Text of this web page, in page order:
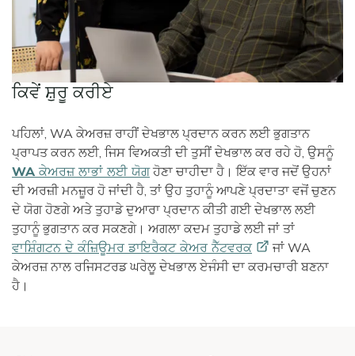
ਕਿਵੇਂ ਸ਼ੁਰੂ ਕਰੀਏ
ਪਹਿਲਾਂ, WA ਕੇਅਰਜ਼ ਰਾਹੀਂ ਦੇਖਭਾਲ ਪ੍ਰਦਾਨ ਕਰਨ ਲਈ ਭੁਗਤਾਨ
ਪ੍ਰਾਪਤ ਕਰਨ ਲਈ, ਜਿਸ ਵਿਅਕਤੀ ਦੀ ਤੁਸੀਂ ਦੇਖਭਾਲ ਕਰ ਰਹੇ ਹੋ, ਉਸਨੂੰ
WA ਕੇਅਰਜ਼ ਲਾਭਾਂ ਲਈ ਯੋਗਹੋਣਾ ਚਾਹੀਦਾ ਹੈ। ਇੱਕ ਵਾਰ ਜਦੋਂ ਉਹਨਾਂ
ਦੀ ਅਰਜ਼ੀ ਮਨਜ਼ੂਰ ਹੋ ਜਾਂਦੀ ਹੈ, ਤਾਂ ਉਹ ਤੁਹਾਨੂੰ ਆਪਣੇ ਪ੍ਰਦਾਤਾ ਵਜੋਂ ਚੁਣਨ
ਦੇ ਯੋਗ ਹੋਣਗੇ ਅਤੇ ਤੁਹਾਡੇ ਦੁਆਰਾ ਪ੍ਰਦਾਨ ਕੀਤੀ ਗਈ ਦੇਖਭਾਲ ਲਈ
ਤੁਹਾਨੂੰ ਭੁਗਤਾਨ ਕਰ ਸਕਣਗੇ। ਅਗਲਾ ਕਦਮ ਤੁਹਾਡੇ ਲਈ ਜਾਂ ਤਾਂ
ਵਾਸ਼ਿੰਗਟਨ ਦੇ ਕੰਜ਼ਿਊਮਰ ਡਾਇਰੈਕਟ ਕੇਅਰਨੈੱਟਵਰਕ
ਜਾਂ WA
ਕੇਅਰਜ਼ ਨਾਲ ਰਜਿਸਟਰਡ ਘਰੇਲੂ ਦੇਖਭਾਲ ਏਜੰਸੀ ਦਾ ਕਰਮਚਾਰੀ ਬਣਨਾ
ਹੈ।